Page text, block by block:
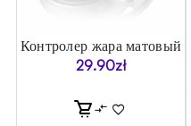
Контролер жара матовый
29.90zł